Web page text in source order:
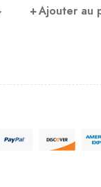
Ajouter au panier